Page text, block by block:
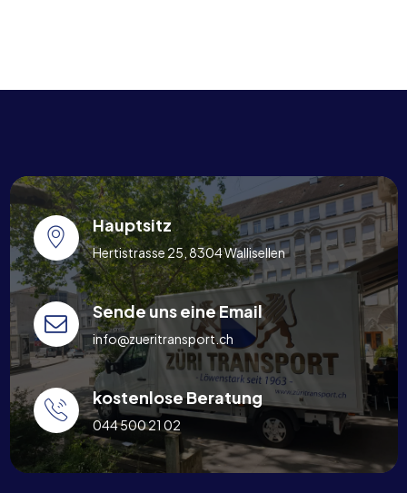
Hauptsitz
Hertistrasse 25, 8304 Wallisellen
Sende uns eine Email
info@zueritransport.ch
kostenlose Beratung
044 500 21 02